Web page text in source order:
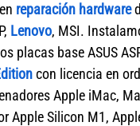
reparación hardware
Lenovo, MSI.
base ASUS
con licencia en
Apple iMac,
Apple Silicon M1,